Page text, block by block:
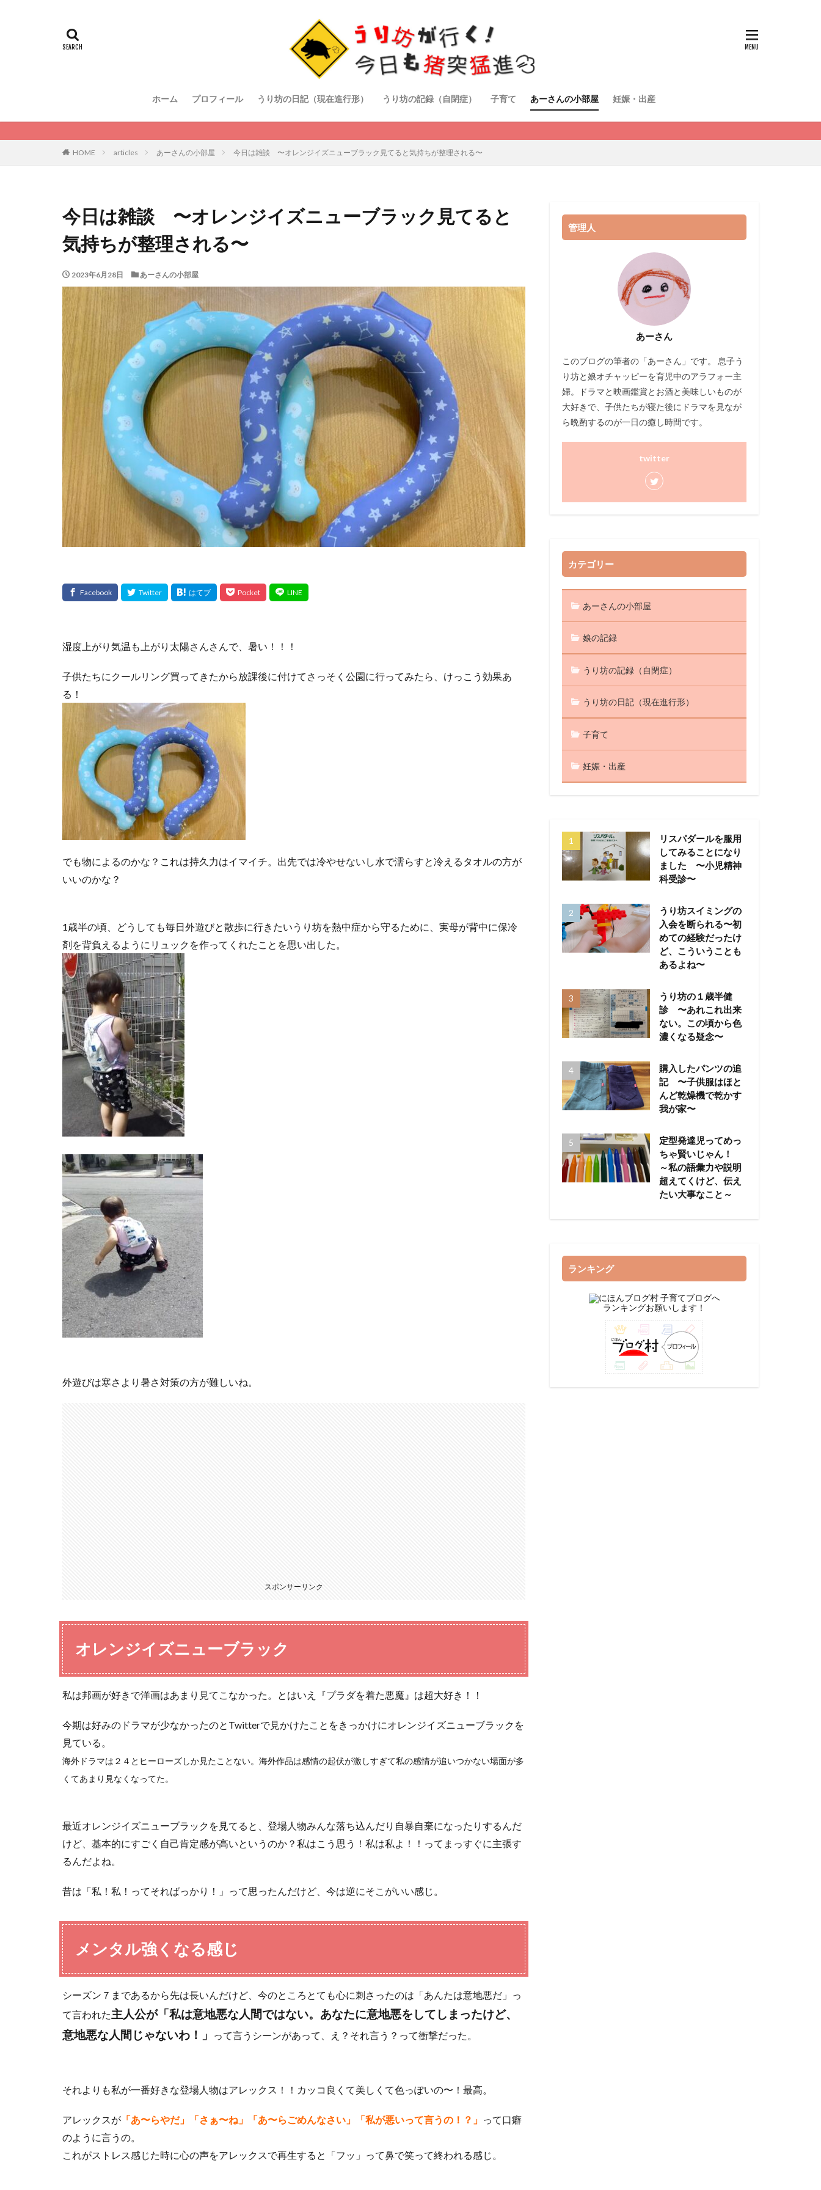
ホーム プロフィール うり坊の日記（現在進行形） うり坊の記録（自閉症） 子育て あーさんの小部屋 妊娠・出産
HOME articles あーさんの小部屋 今日は雑談 〜オレンジイズニューブラック見てると気持ちが整理される〜
今日は雑談 〜オレンジイズニューブラック見てると
気持ちが整理される〜
2023年6月28日 あーさんの小部屋
湿度上がり気温も上がり太陽さんさんで、暑い！！！
子供たちにクールリング買ってきたから放課後に付けてさっそく公園に行ってみたら、けっこう効果あ
る！
でも物によるのかな？これは持久力はイマイチ。出先では冷やせないし水で濡らすと冷えるタオルの方が
いいのかな？
1歳半の頃、どうしても毎日外遊びと散歩に行きたいうり坊を熱中症から守るために、実母が背中に保冷
剤を背負えるようにリュックを作ってくれたことを思い出した。
外遊びは寒さより暑さ対策の方が難しいね。
スポンサーリンク
オレンジイズニューブラック
私は邦画が好きで洋画はあまり見てこなかった。とはいえ『プラダを着た悪魔』は超大好き！！
今期は好みのドラマが少なかったのとTwitterで見かけたことをきっかけにオレンジイズニューブラックを
見ている。
海外ドラマは２４とヒーローズしか見たことない。海外作品は感情の起伏が激しすぎて私の感情が追いつかない場面が多
くてあまり見なくなってた。
最近オレンジイズニューブラックを見てると、登場人物みんな落ち込んだり自暴自棄になったりするんだ
けど、基本的にすごく自己肯定感が高いというのか？私はこう思う！私は私よ！！ってまっすぐに主張す
るんだよね。
昔は「私！私！ってそればっかり！」って思ったんだけど、今は逆にそこがいい感じ。
メンタル強くなる感じ
シーズン７まであるから先は長いんだけど、今のところとても心に刺さったのは「あんたは意地悪だ」っ
て言われた主人公が「私は意地悪な人間ではない。あなたに意地悪をしてしまったけど、
意地悪な人間じゃないわ！」
って言うシーンがあって、え？それ言う？って衝撃だった。
それよりも私が一番好きな登場人物はアレックス！！カッコ良くて美しくて色っぽいの〜！最高。
アレックスが 「あ〜らやだ」「さぁ〜ね」「あ〜らごめんなさい」「私が悪いって言うの！？」 って口癖
のように言うの。
これがストレス感じた時に心の声をアレックスで再生すると「フッ」って鼻で笑って終われる感じ。
管理人
あーさん
このブログの筆者の「あーさん」です。 息子う
り坊と娘オチャッピーを育児中のアラフォー主
婦。ドラマと映画鑑賞とお酒と美味しいものが
大好きで、子供たちが寝た後にドラマを見なが
ら晩酌するのが一日の癒し時間です。
twitter
カテゴリー
あーさんの小部屋
娘の記録
うり坊の記録（自閉症）
うり坊の日記（現在進行形）
子育て
妊娠・出産
リスパダールを服用
してみることになり
ました 〜小児精神
科受診〜
うり坊スイミングの
入会を断られる〜初
めての経験だったけ
ど、こういうことも
あるよね〜
うり坊の１歳半健
診 〜あれこれ出来
ない。この頃から色
濃くなる疑念〜
購入したパンツの追
記 〜子供服はほと
んど乾燥機で乾かす
我が家〜
定型発達児ってめっ
ちゃ賢いじゃん！
～私の語彙力や説明
超えてくけど、伝え
たい大事なこと～
ランキング
ランキングお願いします！